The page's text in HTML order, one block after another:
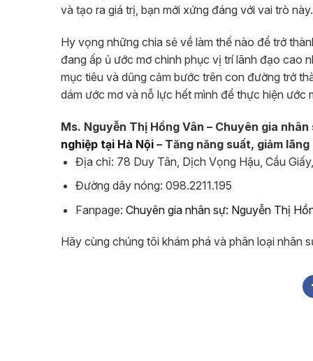
và tạo ra giá trị, bạn mới xứng đáng với vai trò này.
Hy vọng những chia sẻ về làm thế nào để trở
đang ấp ủ ước mơ chinh phục vị trí lãnh đạo cao
mục tiêu và dũng cảm bước trên con đường trở
dám ước mơ và nỗ lực hết mình để thực hiện ước
Ms. Nguyễn Thị Hồng Vân – Chuyên gia
nghiệp tại Hà Nội – Tăng năng suất, giảm lãng
Địa chỉ: 78 Duy Tân, Dịch Vọng Hậu, Cầu
Đường dây nóng: 098.2211.195
Fanpage: Chuyên gia nhân sự: Nguyễn Thị
Hãy cùng chúng tôi khám phá và phân loại nhân